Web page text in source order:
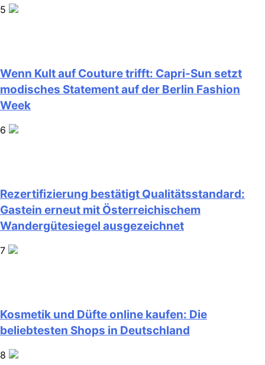
5
Wenn Kult auf Couture trifft: Capri-Sun setzt
modisches Statement auf der Berlin Fashion
Week
6
Rezertifizierung bestätigt Qualitätsstandard:
Gastein erneut mit Österreichischem
Wandergütesiegel ausgezeichnet
7
Kosmetik und Düfte online kaufen: Die
beliebtesten Shops in Deutschland
8